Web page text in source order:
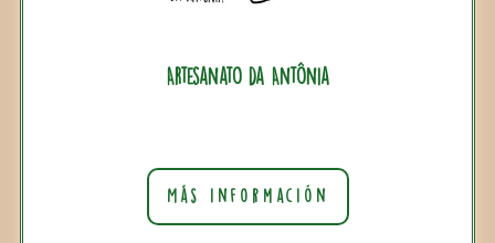
Artesanato da Antônia
Más información